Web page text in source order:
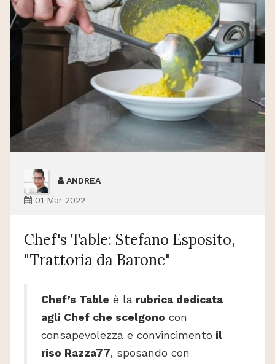
ANDREA
01 Mar 2022
Chef's Table: Stefano Esposito,
"Trattoria da Barone"
Chef’s Table è la rubrica dedicata
agli Chef che scelgono con
consapevolezza e convincimento il
riso Razza77, sposando con